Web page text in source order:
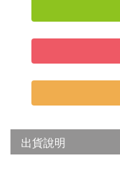
出貨說明